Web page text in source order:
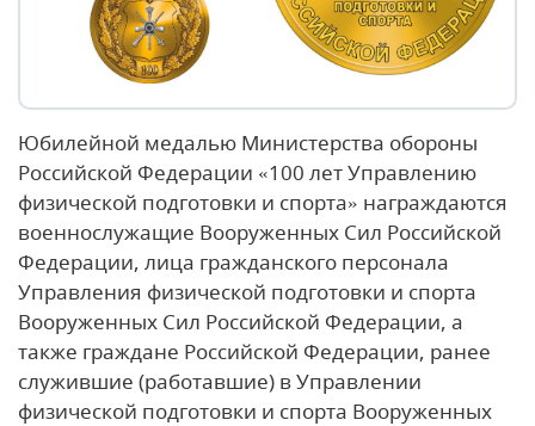
Юбилейной медалью Министерства обороны
Российской Федерации «100 лет Управлению
физической подготовки и спорта» награждаются
военнослужащие Вооруженных Сил Российской
Федерации, лица гражданского персонала
Управления физической подготовки и спорта
Вооруженных Сил Российской Федерации, а
также граждане Российской Федерации, ранее
служившие (работавшие) в Управлении
физической подготовки и спорта Вооруженных